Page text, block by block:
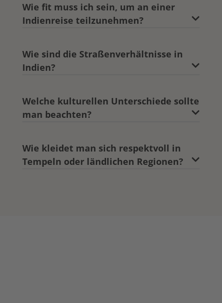
Wie fit muss ich sein, um an einer
Indienreise teilzunehmen?
Wie sind die Straßenverhältnisse in
Indien?
Welche kulturellen Unterschiede sollte
man beachten?
Wie kleidet man sich respektvoll in
Tempeln oder ländlichen Regionen?